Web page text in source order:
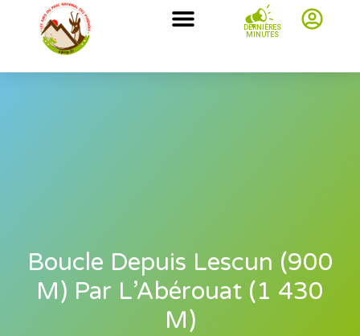
DERNIÈRES
MINUTES
Boucle Depuis Lescun (900
M) Par L’Abérouat (1 430
M)